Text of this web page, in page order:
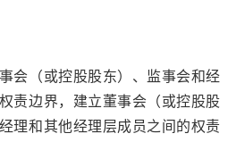
会（或控股股东）、监事会和经
责边界，建立董事会（或控股股
理和其他经理层成员之间的权责